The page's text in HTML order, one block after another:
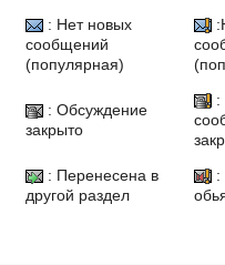
: Нет новых
сообщений
(популярная)
: Обсуждение
закрыто
:
: Перенесена в
другой раздел
: